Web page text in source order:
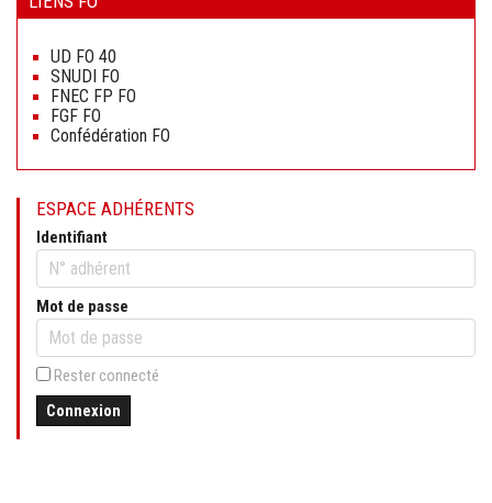
contenu
UD FO 40
SNUDI FO
FNEC FP FO
FGF FO
Confédération FO
ESPACE ADHÉRENTS
Identifiant
Mot de passe
Rester connecté
Connexion